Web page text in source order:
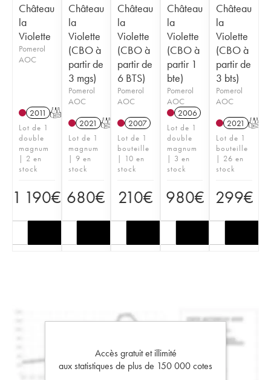
Château
la
Violette
Pomerol
AOC
2011 T
Lot de 1
double
magnum
| 2 en
stock
1 190€
Château
la
Violette
(CBO à
partir de
3 mgs)
Pomerol
AOC
2021 T
Lot de 1
magnum
| 9 en
stock
680€
Château
la
Violette
(CBO à
partir de
6 BTS)
Pomerol
AOC
2007
Lot de 1
bouteille
| 10 en
stock
210€
Château
la
Violette
(CBO à
partir 1
bte)
Pomerol
AOC
2006
Lot de 1
double
magnum
| 3 en
stock
980€
Château
la
Violette
(CBO à
partir de
3 bts)
Pomerol
AOC
2021 T
Lot de 1
bouteille
| 26 en
stock
299€
Accès gratuit et illimité
aux statistiques de plus de 150 000 cotes